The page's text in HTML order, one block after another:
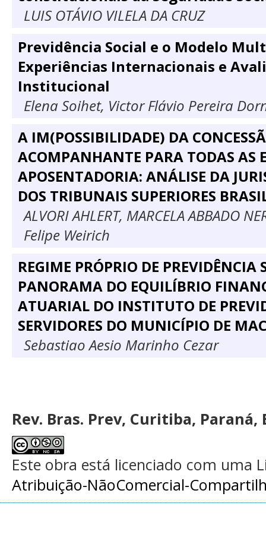
LUIS OTÁVIO VILELA DA CRUZ
Previdência Social e o Modelo
Experiências Internacionais e
Institucional
Elena Soihet, Victor Flávio Pereira
A IM(POSSIBILIDADE) DA
ACOMPANHANTE PARA TODAS AS
APOSENTADORIA: ANÁLISE DA
DOS TRIBUNAIS SUPERIORES
ALVORI AHLERT, MARCELA ABBADO
Felipe Weirich
REGIME PRÓPRIO DE PREVIDÊNCIA
PANORAMA DO EQUILÍBRIO
ATUARIAL DO INSTITUTO DE
SERVIDORES DO MUNICÍPIO DE
Sebastiao Aesio Marinho Cezar
Rev. Bras. Prev, Curitiba, Paraná,
Este obra está licenciado com uma
Atribuição-NãoComercial-